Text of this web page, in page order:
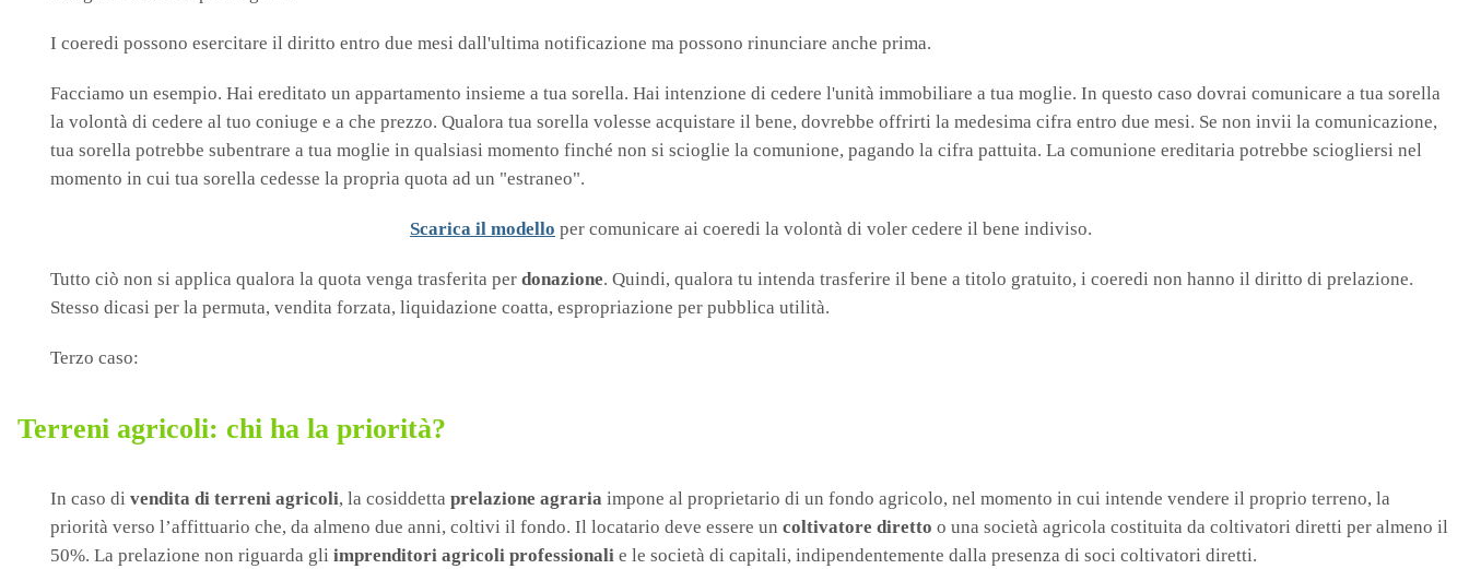
I coeredi possono esercitare il diritto entro due mesi dall'ultima notificazione ma possono rinunciare anche prima.
Facciamo un esempio. Hai ereditato un appartamento insieme a tua sorella. Hai intenzione di cedere l'unità immobiliare a tua moglie. In questo caso dovrai comunicare a tua sorella
la volontà di cedere al tuo coniuge e a che prezzo. Qualora tua sorella volesse acquistare il bene, dovrebbe offrirti la medesima cifra entro due mesi. Se non invii la comunicazione,
tua sorella potrebbe subentrare a tua moglie in qualsiasi momento finché non si scioglie la comunione, pagando la cifra pattuita. La comunione ereditaria potrebbe sciogliersi nel
momento in cui tua sorella cedesse la propria quota ad un "estraneo".
Scarica il modello per comunicare ai coeredi la volontà di voler cedere il bene indiviso.
Tutto ciò non si applica qualora la quota venga trasferita per donazione. Quindi, qualora tu intenda trasferire il bene a titolo gratuito, i coeredi non hanno il diritto di prelazione.
Stesso dicasi per la permuta, vendita forzata, liquidazione coatta, espropriazione per pubblica utilità.
Terzo caso:
Terreni agricoli: chi ha la priorità?
In caso di vendita di terreni agricoli, la cosiddetta prelazione agraria impone al proprietario di un fondo agricolo, nel momento in cui intende vendere il proprio terreno, la
priorità verso l’affittuario che, da almeno due anni, coltivi il fondo. Il locatario deve essere un coltivatore diretto o una società agricola costituita da coltivatori diretti per almeno il
50%. La prelazione non riguarda gli imprenditori agricoli professionali e le società di capitali, indipendentemente dalla presenza di soci coltivatori diretti.